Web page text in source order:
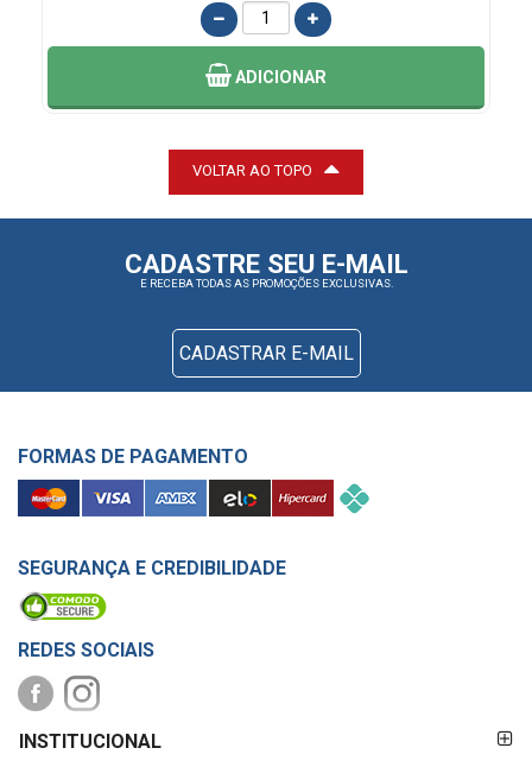
ADICIONAR
VOLTAR AO TOPO
CADASTRE SEU E-MAIL
E RECEBA TODAS AS PROMOÇÕES EXCLUSIVAS.
CADASTRAR E-MAIL
FORMAS DE PAGAMENTO
SEGURANÇA E CREDIBILIDADE
REDES SOCIAIS
PAGAMENTO
INSTITUCIONAL